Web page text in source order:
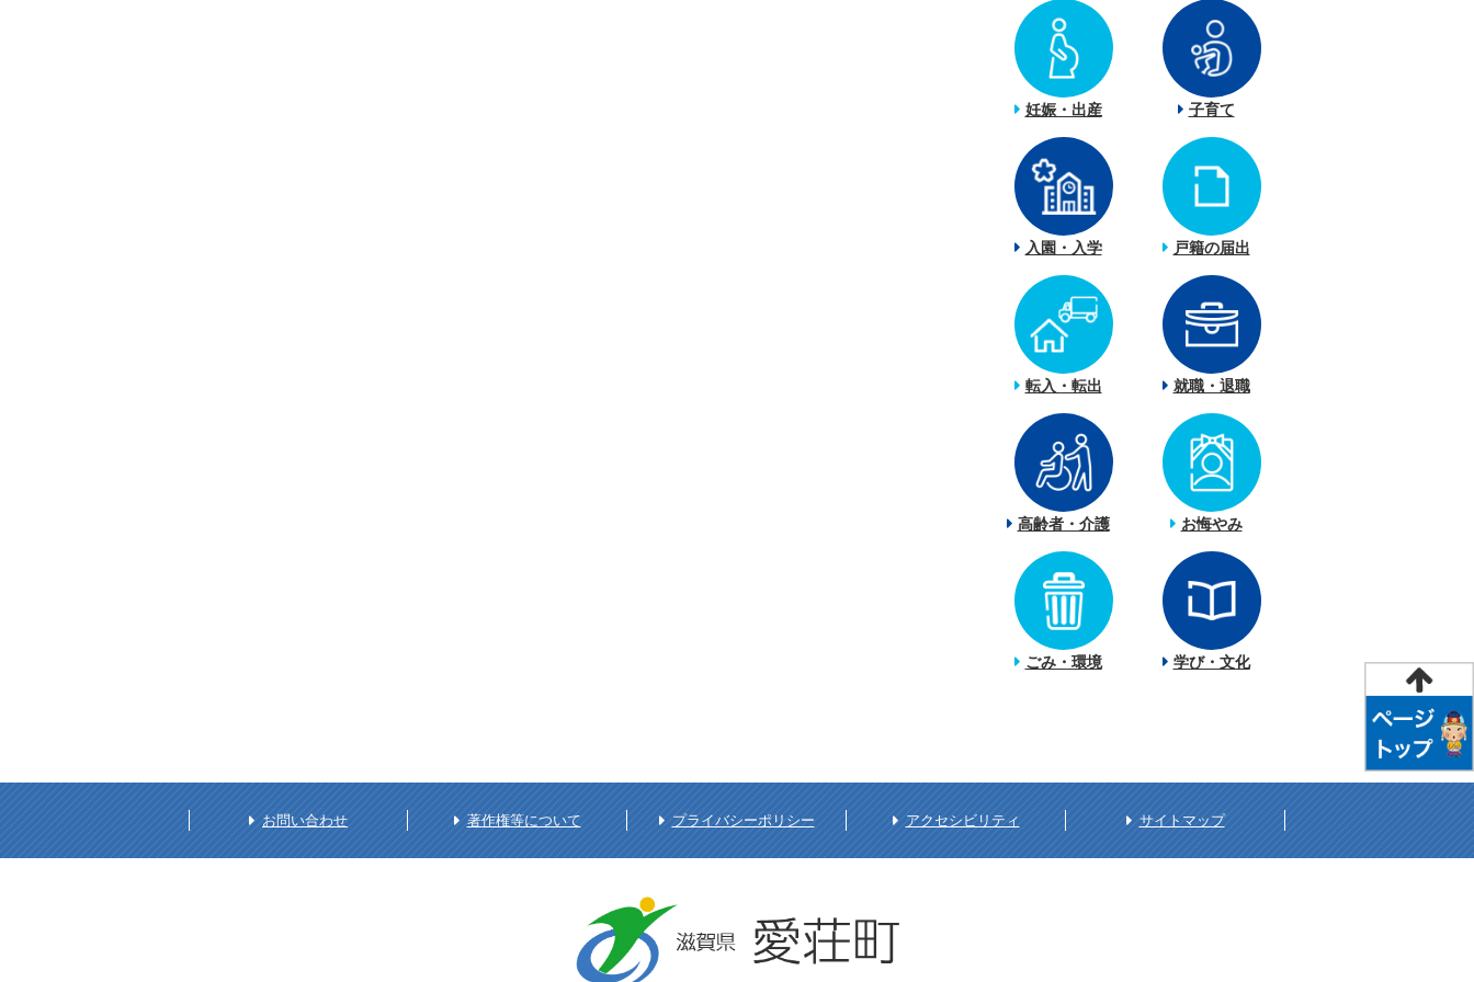
妊娠・出産 子育て
入園・入学 戸籍の届出
転入・転出 就職・退職
高齢者・介護 お悔やみ
ごみ・環境 学び・文化
お問い合わせ 著作権等について プライバシーポリシー アクセシビリティ サイトマップ